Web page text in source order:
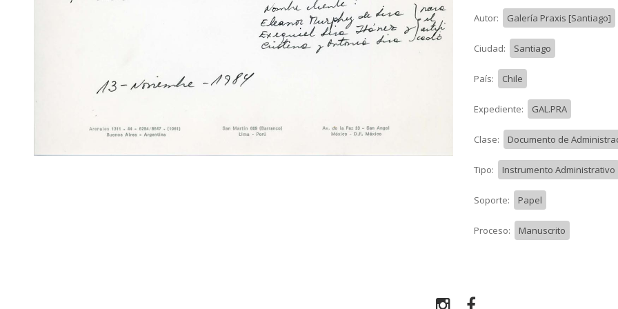
Autor: Galería Praxis [Santiago]
Ciudad: Santiago
País: Chile
Expediente: GAL.PRA
Clase: Documento de
Tipo: Instrumento Administrativo
Soporte: Papel
Proceso: Manuscrito